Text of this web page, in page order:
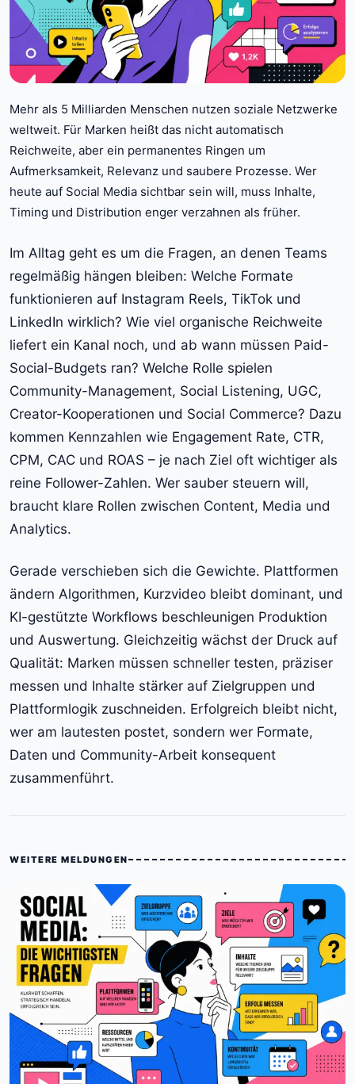
Mehr als 5 Milliarden Menschen nutzen soziale Netzwerke
weltweit. Für Marken heißt das nicht automatisch
Reichweite, aber ein permanentes Ringen um
Aufmerksamkeit, Relevanz und saubere Prozesse. Wer
heute auf Social Media sichtbar sein will, muss Inhalte,
Timing und Distribution enger verzahnen als früher.
Im Alltag geht es um die Fragen, an denen Teams
regelmäßig hängen bleiben: Welche Formate
funktionieren auf Instagram Reels, TikTok und
LinkedIn wirklich? Wie viel organische Reichweite
liefert ein Kanal noch, und ab wann müssen Paid-
Social-Budgets ran? Welche Rolle spielen
Community-Management, Social Listening, UGC,
Creator-Kooperationen und Social Commerce? Dazu
kommen Kennzahlen wie Engagement Rate, CTR,
CPM, CAC und ROAS – je nach Ziel oft wichtiger als
reine Follower-Zahlen. Wer sauber steuern will,
braucht klare Rollen zwischen Content, Media und
Analytics.
Gerade verschieben sich die Gewichte. Plattformen
ändern Algorithmen, Kurzvideo bleibt dominant, und
KI-gestützte Workflows beschleunigen Produktion
und Auswertung. Gleichzeitig wächst der Druck auf
Qualität: Marken müssen schneller testen, präziser
messen und Inhalte stärker auf Zielgruppen und
Plattformlogik zuschneiden. Erfolgreich bleibt nicht,
wer am lautesten postet, sondern wer Formate,
Daten und Community-Arbeit konsequent
zusammenführt.
WEITERE MELDUNGEN